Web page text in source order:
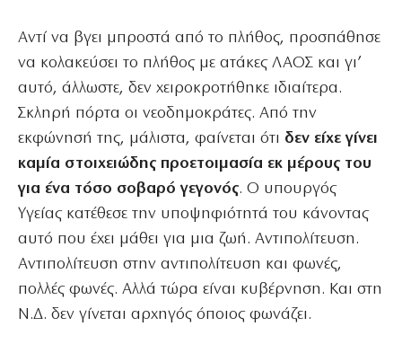
Αντί να βγει μπροστά από το πλήθος, προσπάθησε
να κολακεύσει το πλήθος με ατάκες ΛΑΟΣ και γι’
αυτό, άλλωστε, δεν χειροκροτήθηκε ιδιαίτερα.
Σκληρή πόρτα οι νεοδημοκράτες. Από την
εκφώνησή της, μάλιστα, φαίνεται ότι δεν είχε γίνει
καμία στοιχειώδης προετοιμασία εκ μέρους του
για ένα τόσο σοβαρό γεγονός. Ο υπουργός
Υγείας κατέθεσε την υποψηφιότητά του κάνοντας
αυτό που έχει μάθει για μια ζωή. Αντιπολίτευση.
Αντιπολίτευση στην αντιπολίτευση και φωνές,
πολλές φωνές. Αλλά τώρα είναι κυβέρνηση. Και στη
Ν.Δ. δεν γίνεται αρχηγός όποιος φωνάζει.